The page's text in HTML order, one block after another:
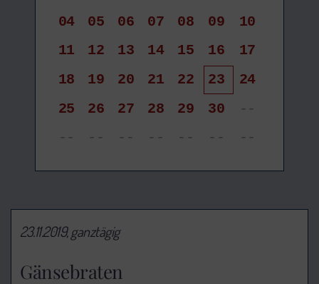
04
05 06 07 08 09
10
11
12 13 14 15 16
17
18
19 20 21 22 23
24
25
26 27 28 29 30
--
--
-- -- -- -- -- --
Gänsebraten
23.11.2019, ganztägig